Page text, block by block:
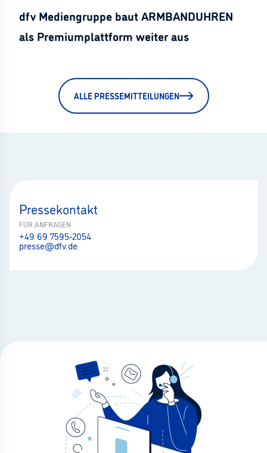
dfv Mediengruppe baut ARMBANDUHREN
als Premiumplattform weiter aus
ALLE PRESSEMITTEILUNGEN
Pressekontakt
FÜR ANFRAGEN
+49 69 7595-2054
presse@dfv.de